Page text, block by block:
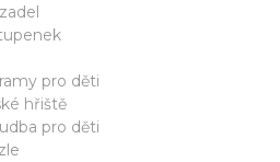
pro děti
hřiště
pro děti